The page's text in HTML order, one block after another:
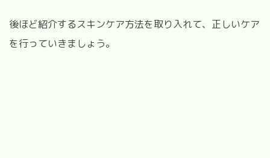
後ほど紹介するスキンケア方法を取り入れて、正しいケア
を行っていきましょう。